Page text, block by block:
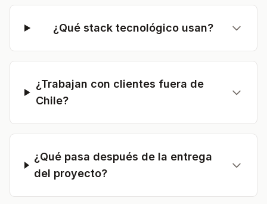
¿Qué stack tecnológico usan?
¿Trabajan con clientes fuera de
Chile?
¿Qué pasa después de la entrega
del proyecto?